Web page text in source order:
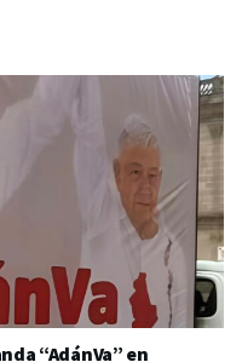
“AdánVa” en